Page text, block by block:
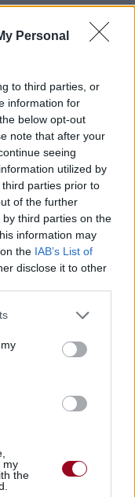
Personal
to third parties, or
information for
below opt-out
note that after your
seeing
utilized by
parties prior to
of the further
third parties on the
information may
the IAB’s List of
disclose it to other
my
the
4 le 29 juin 2015 à
Heaven
⇑
Vidéos
:
chez
trouver le CD sur